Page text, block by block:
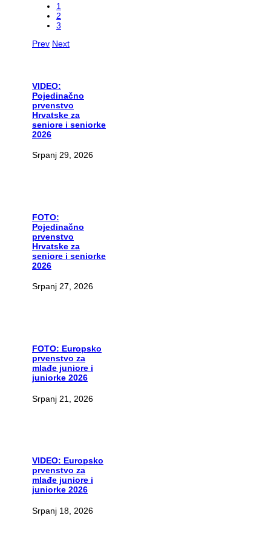
1
2
3
Prev Next
VIDEO:
Pojedinačno
prvenstvo
Hrvatske za
seniore i seniorke
2026
Srpanj 29, 2026
FOTO:
Pojedinačno
prvenstvo
Hrvatske za
seniore i seniorke
2026
Srpanj 27, 2026
FOTO: Europsko
prvenstvo za
mlađe juniore i
juniorke 2026
Srpanj 21, 2026
VIDEO: Europsko
prvenstvo za
mlađe juniore i
juniorke 2026
Srpanj 18, 2026